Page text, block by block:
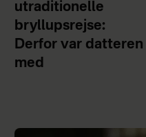
utraditionelle
bryllupsrejse:
Derfor var datteren
med